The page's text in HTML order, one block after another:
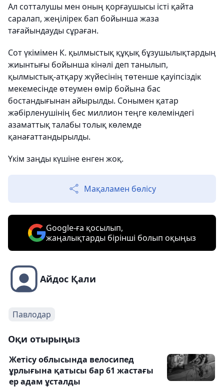
Ал сотталушы мен оның қорғаушысы істі қайта
саралап, жеңілірек бап бойынша жаза
тағайындауды сұраған.
Сот үкімімен К. қылмыстық құқық бұзушылықтардың
жиынтығы бойынша кінәлі деп танылып,
қылмыстық-атқару жүйесінің төтенше қауіпсіздік
мекемесінде өтеумен өмір бойына бас
бостандығынан айырылды. Сонымен қатар
жәбірленушінің бес миллион теңге көлеміндегі
азаматтық талабы толық көлемде
қанағаттандырылды.
Үкім заңды күшіне енген жоқ.
Мақаламен бөлісу
Google-ға қосылып,
жаңалықтарды бірінші болып оқыңыз
Айдос Қали
Павлодар
Оқи отырыңыз
Жетісу облысында велосипед
ұрлығына қатысы бар 61 жастағы
ер адам ұсталды